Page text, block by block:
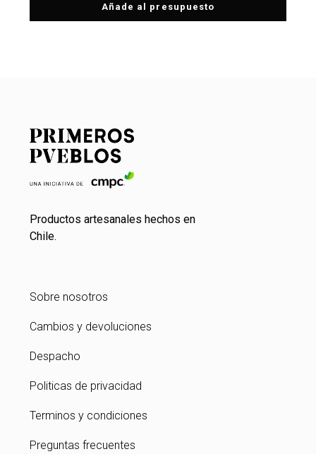
Añade al presupuesto
Productos artesanales hechos en
Chile.
Sobre nosotros
Cambios y devoluciones
Despacho
Politicas de privacidad
Terminos y condiciones
Preguntas frecuentes